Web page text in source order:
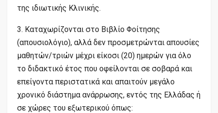
της ιδιωτικής Κλινικής.
3. Καταχωρίζονται στο Βιβλίο Φοίτησης
(απουσιολόγιο), αλλά δεν προσμετρώνται απουσίες
μαθητών/τριών μέχρι είκοσι (20) ημερών για όλο
το διδακτικό έτος που οφείλονται σε σοβαρά και
επείγοντα περιστατικά και απαιτούν μεγάλο
χρονικό διάστημα ανάρρωσης, εντός της Ελλάδας ή
σε χώρες του εξωτερικού όπως: